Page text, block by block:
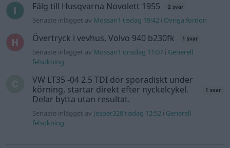
Fälg till Husqvarna Novolett 1955 2 svar
Senaste inlägget av Mossan1 tisdag 19:42 i Övriga fordon
Övertryck i vevhus, Volvo 940 b230fk 1 svar
Senaste inlägget av Mossan1 onsdag 11:07 i Generell
felsökning
VW LT35 -04 2.5 TDI dör sporadiskt under
körning, startar direkt efter nyckelcykel.
Delar bytta utan resultat.
1 svar
Senaste inlägget av Jesper328 tisdag 12:52 i Generell
felsökning